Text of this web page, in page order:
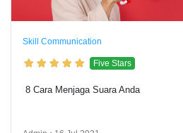
Skill Communication
Five Stars
8 Cara Menjaga Suara Anda